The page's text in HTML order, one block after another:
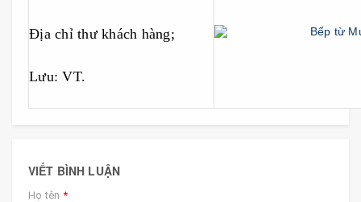
Địa chỉ thư khách hàng;
Lưu: VT.
VIẾT BÌNH LUẬN
Họ tên *